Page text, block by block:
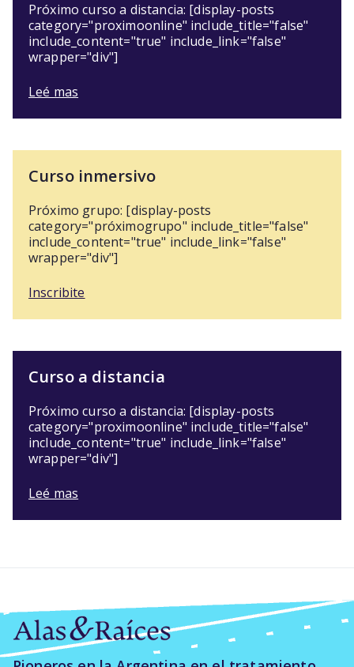
Próximo curso a distancia: [display-posts
category="proximoonline" include_title="false"
include_content="true" include_link="false"
wrapper="div"]
Leé mas
Curso inmersivo
Próximo grupo: [display-posts
category="próximogrupo" include_title="false"
include_content="true" include_link="false"
wrapper="div"]
Inscribite
Curso a distancia
Próximo curso a distancia: [display-posts
category="proximoonline" include_title="false"
include_content="true" include_link="false"
wrapper="div"]
Leé mas